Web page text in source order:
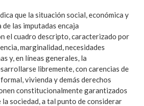
que la situación social, económica y
de las imputadas encaja
el cuadro descripto, caracterizado por
marginalidad, necesidades
y, en líneas generales, la
libremente, con carencias de
vivienda y demás derechos
constitucionalmente garantizados
sociedad, a tal punto de considerar